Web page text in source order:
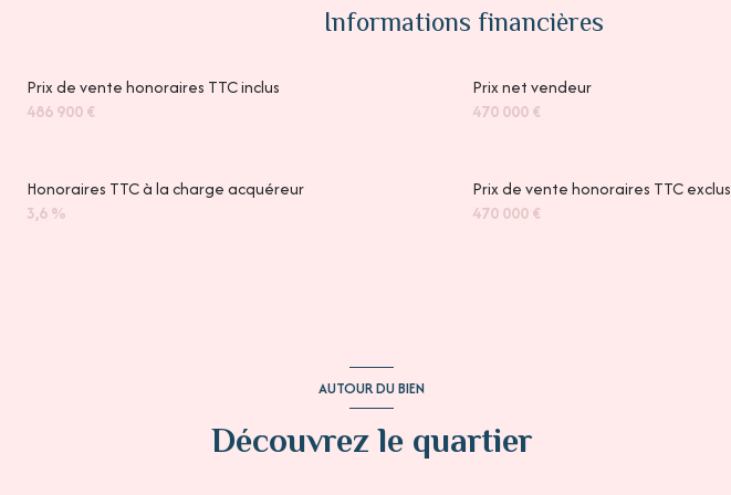
Informations financières
Prix de vente honoraires TTC inclus
486 900 €
Prix net vendeur
470 000 €
Prix de vente honoraires TTC exclus
470 000 €
Honoraires TTC à la charge acquéreur
3,6 %
AUTOUR DU BIEN
Découvrez le quartier